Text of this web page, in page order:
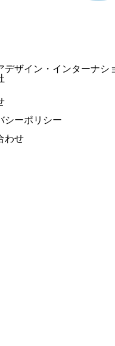
デザイン・インターナシ
シーポリシー
わせ